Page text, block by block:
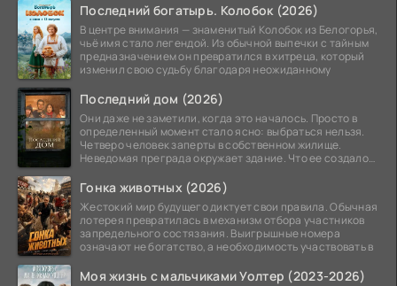
Последний богатырь. Колобок (2026)
В центре внимания — знаменитый Колобок из Белогорья,
чьё имя стало легендой. Из обычной выпечки с тайным
предназначением он превратился в хитреца, который
изменил свою судьбу благодаря неожиданному
Последний дом (2026)
Они даже не заметили, когда это началось. Просто в
определенный момент стало ясно: выбраться нельзя.
Четверо человек заперты в собственном жилище.
Неведомая преграда окружает здание. Что ее создало
Гонка животных (2026)
Жестокий мир будущего диктует свои правила. Обычная
лотерея превратилась в механизм отбора участников
запредельного состязания. Выигрышные номера
означают не богатство, а необходимость участвовать в
Моя жизнь с мальчиками Уолтер (2023-2026)